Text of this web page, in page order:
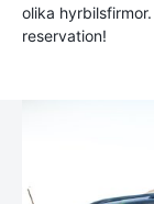
olika
reservation!